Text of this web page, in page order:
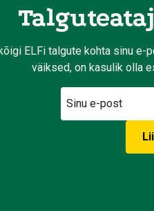
ELFi talgute kohta sinu e-
väiksed, on kasulik olla